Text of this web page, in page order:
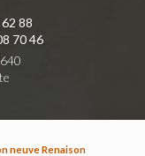
88
70 46
neuve Renaison